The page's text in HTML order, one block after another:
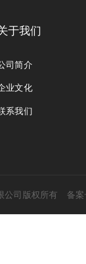
于我们
司简介
业文化
系我们
公司版权所有 备